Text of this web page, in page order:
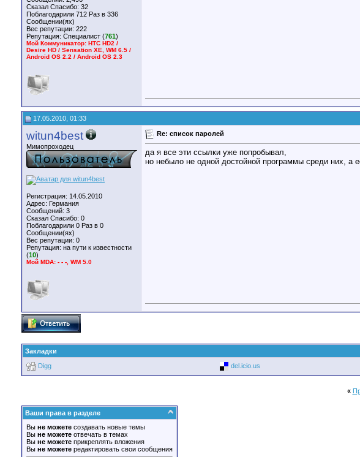
Сказал Спасибо: 32
Поблагодарили 712 Раз в 336
Сообщении(ях)
Вес репутации: 222
Репутация: Специалист (761)
Мой Коммуникатор: HTC HD2 /
Desire HD / Sensation XE, WM 6.5 /
Android OS 2.2 / Android OS 2.3
17.05.2010, 01:33
witun4best
Мимопроходец
Регистрация: 14.05.2010
Адрес: Германия
Сообщений: 3
Сказал Спасибо: 0
Поблагодарили 0 Раз в 0
Сообщении(ях)
Вес репутации: 0
Репутация: на пути к известности
(10)
Мой MDA: - - -, WM 5.0
Re: список паролей
да я все эти ссылки уже попробывал,
но небыло не одной достойной программы среди них, а
Закладки
Digg
del.icio.us
«
Ваши права в разделе
Вы не можете создавать новые темы
Вы не можете отвечать в темах
Вы не можете прикреплять вложения
Вы не можете редактировать свои сообщения